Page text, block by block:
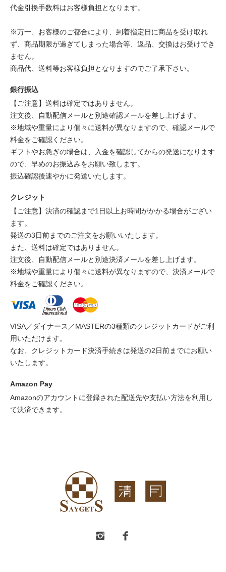
代金引換手数料はお客様負担となります。
※万一、お客様のご都合により、到着指定日に商品を受け取れ
ず、商品期限が過ぎてしまった場合等、返品、交換はお受けでき
ません。
商品代、送料等お客様負担となりますのでご了承下さい。
銀行振込
【ご注意】送料は確定ではありません。
注文後、自動配信メールと別途確認メールを差し上げます。
※地域や重量により個々に送料が異なりますので、確認メールで
料金をご確認ください。
ギフトやお急ぎの場合は、入金を確認してからの発送になります
ので、早めのお振込みをお願い致します。
振込確認後速やかに発送いたします。
クレジット
【ご注意】決済の確認まで1日以上お時間がかかる場合がござい
ます。
発送の3日前までのご注文をお願いいたします。
また、送料は確定ではありません。
注文後、自動配信メールと別途決済メールを差し上げます。
※地域や重量により個々に送料が異なりますので、決済メールで
料金をご確認ください。
VISA／ダイナース／MASTERの3種類のクレジットカードがご利
用いただけます。
なお、クレジットカード決済手続きは発送の2日前までにお願い
いたします。
Amazon Pay
Amazonのアカウントに登録された配送先や支払い方法を利用し
て決済できます。